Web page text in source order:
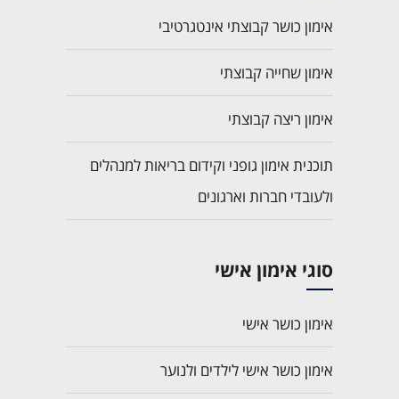
אימון כושר קבוצתי אינטגרטיבי
אימון שחייה קבוצתי
אימון ריצה קבוצתי
תוכנית אימון גופני וקידום בריאות למנהלים
ולעובדי חברות וארגונים
סוגי אימון אישי
אימון כושר אישי
אימון כושר אישי לילדים ולנוער